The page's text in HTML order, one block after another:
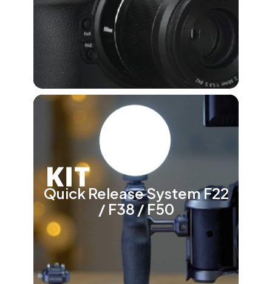
Quick Release System F22
/ F38 / F50